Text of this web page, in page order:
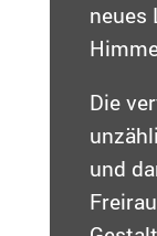
neues
Die
und